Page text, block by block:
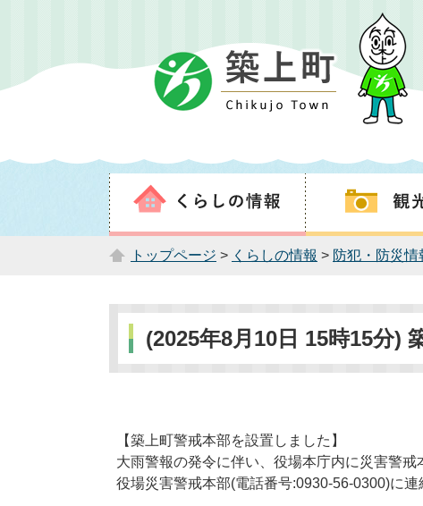
トップページ > くらしの情報 > 防犯・防災情
(2025年8月10日 15時15分)
【築上町警戒本部を設置しました】
大雨警報の発令に伴い、役場本庁内に災害警
役場災害警戒本部(電話番号:0930-56-0300)に連